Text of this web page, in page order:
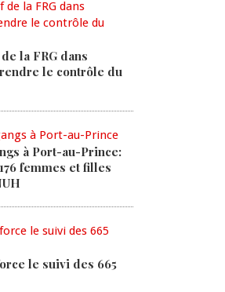
la FRG dans
le contrôle du
à Port-au-Prince:
femmes et filles
le suivi des 665